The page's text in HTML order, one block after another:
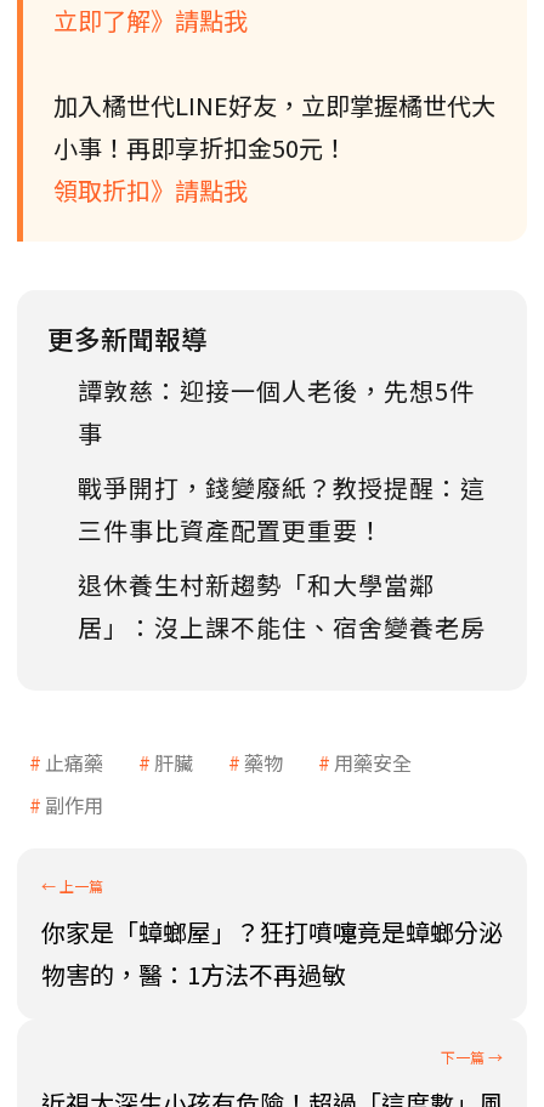
立即了解》請點我
加入橘世代LINE好友，立即掌握橘世代大
小事！再即享折扣金50元！
領取折扣》請點我
更多新聞報導
譚敦慈：迎接一個人老後，先想5件
事
戰爭開打，錢變廢紙？教授提醒：這
三件事比資產配置更重要！
退休養生村新趨勢「和大學當鄰
居」：沒上課不能住、宿舍變養老房
止痛藥 肝臟 藥物
用藥安全
副作用
你家是「蟑螂屋」？狂打噴嚏竟是蟑螂分泌
物害的，醫：1方法不再過敏